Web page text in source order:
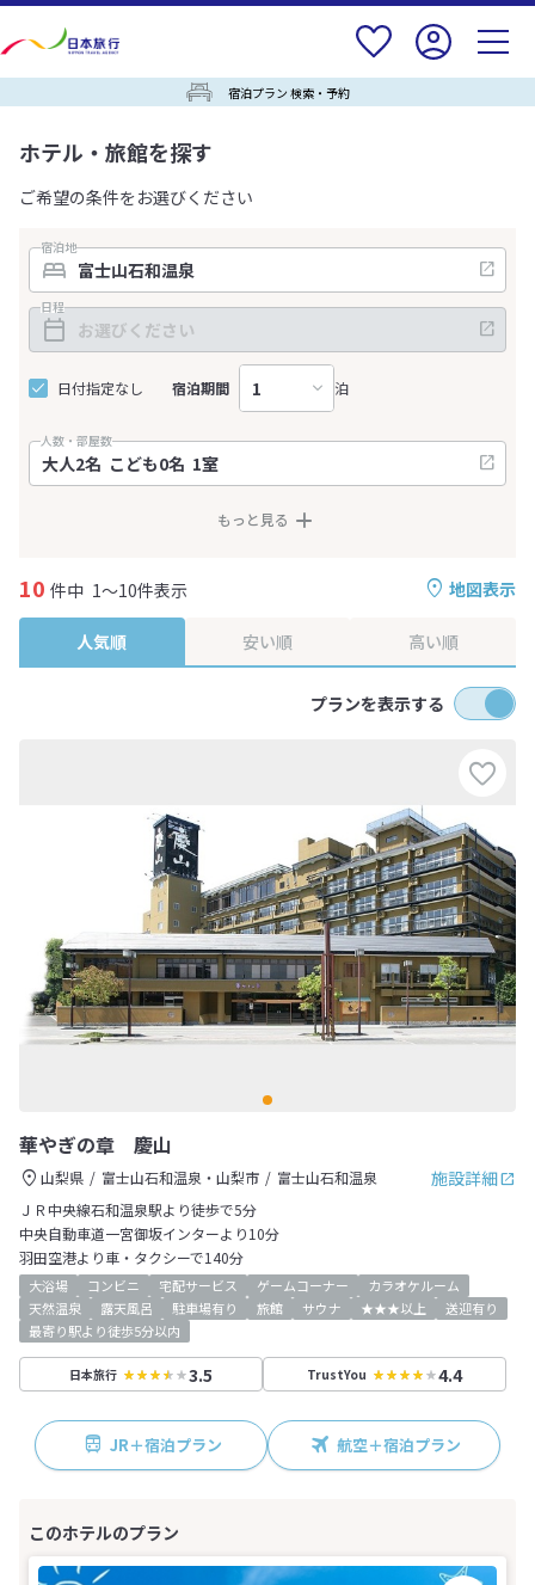
宿泊プラン 検索・予約
ホテル・旅館を探す
ご希望の条件をお選びください
宿泊地
日程
日付指定なし 宿泊期間 泊
人数・部屋数
もっと見る
地図表示
10 件中 1～10件表示
人気順 安い順 高い順
プランを表示する
華やぎの章 慶山
施設詳細
山梨県 富士山石和温泉・山梨市
富士山石和温泉
ＪＲ中央線石和温泉駅より徒歩で5分
中央自動車道一宮御坂インターより10分
羽田空港より車・タクシーで140分
大浴場 コンビニ 宅配サービス ゲームコーナー
カラオケルーム
天然温泉
露天風呂 駐車場有り 旅館 サウナ ★★★以上
送迎有り
最寄り駅より徒歩5分以内
日本旅行 3.5 TrustYou 4.4
JR＋宿泊プラン 航空＋宿泊プラン